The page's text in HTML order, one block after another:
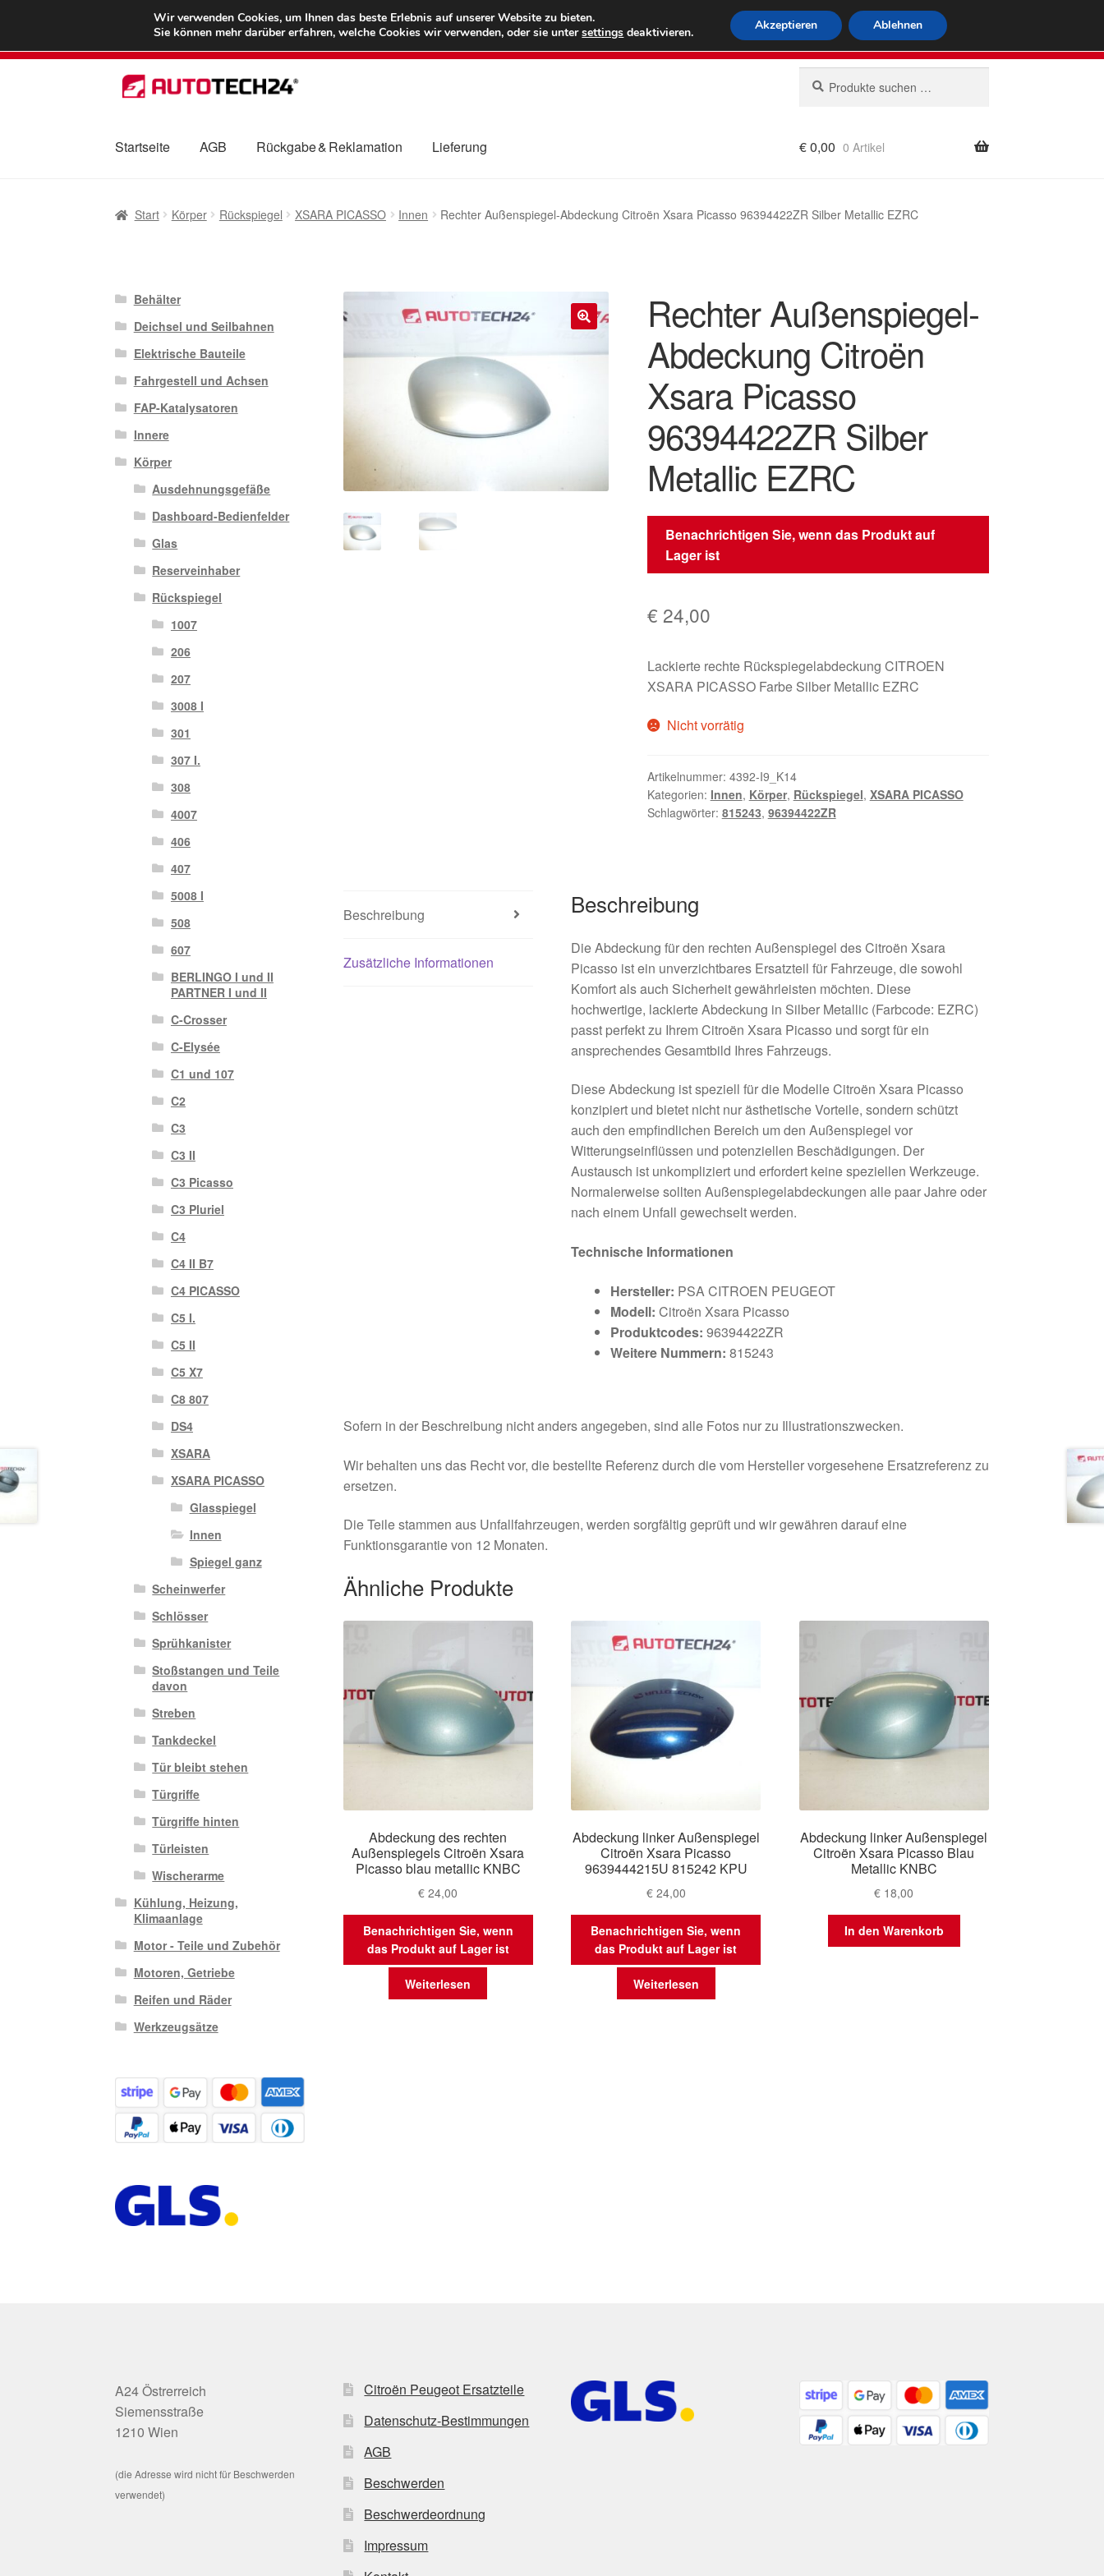
LIEFERUNG ab 6 EUR
Weltweiter Versand
(800) 500 564Mo-Fr 9-16 Uhr
Zur
Navigation
Zum
Inhalt
nach:
Startseite AGB Rückgabe & Reklamation Lieferung €0,00 0 Artikel
Start Körper Rückspiegel XSARA PICASSO Innen Rechter Außenspiegel-Abdeckung Citroën Xsara Picasso 96394422ZR Silber Metallic EZRC
Rechter Außenspiegel-
Abdeckung Citroën
Xsara Picasso
96394422ZR Silber
Metallic EZRC
Benachrichtigen Sie, wenn das Produkt auf
Lager ist
€ 24,00
Lackierte rechte Rückspiegelabdeckung CITROEN
XSARA PICASSO Farbe Silber Metallic EZRC
Nicht vorrätig
Artikelnummer: 4392-I9_K14
Kategorien: Innen, Körper, Rückspiegel, XSARA PICASSO
Schlagwörter: 815243, 96394422ZR
Beschreibung
Zusätzliche Informationen
Beschreibung
Die Abdeckung für den rechten Außenspiegel des Citroën Xsara
Picasso ist ein unverzichtbares Ersatzteil für Fahrzeuge, die sowohl
Komfort als auch Sicherheit gewährleisten möchten. Diese
hochwertige, lackierte Abdeckung in Silber Metallic (Farbcode: EZRC)
passt perfekt zu Ihrem Citroën Xsara Picasso und sorgt für ein
ansprechendes Gesamtbild Ihres Fahrzeugs.
Diese Abdeckung ist speziell für die Modelle Citroën Xsara Picasso
konzipiert und bietet nicht nur ästhetische Vorteile, sondern schützt
auch den empfindlichen Bereich um den Außenspiegel vor
Witterungseinflüssen und potenziellen Beschädigungen. Der
Austausch ist unkompliziert und erfordert keine speziellen Werkzeuge.
Normalerweise sollten Außenspiegelabdeckungen alle paar Jahre oder
nach einem Unfall gewechselt werden.
Technische Informationen
Hersteller: PSA CITROEN PEUGEOT
Modell: Citroën Xsara Picasso
Produktcodes: 96394422ZR
Weitere Nummern: 815243
Sofern in der Beschreibung nicht anders angegeben, sind alle Fotos nur zu Illustrationszwecken.
Wir behalten uns das Recht vor, die bestellte Referenz durch die vom Hersteller vorgesehene Ersatzreferenz zu
ersetzen.
Die Teile stammen aus Unfallfahrzeugen, werden sorgfältig geprüft und wir gewähren darauf eine
Funktionsgarantie von 12 Monaten.
Ähnliche Produkte
Abdeckung des rechten
Außenspiegels Citroën Xsara
Picasso blau metallic KNBC
€ 24,00
Benachrichtigen Sie, wenn
das Produkt auf Lager ist
Weiterlesen
Abdeckung linker Außenspiegel
Citroën Xsara Picasso
9639444215U 815242 KPU
€24,00
Benachrichtigen Sie, wenn
das Produkt auf Lager ist
Weiterlesen
Abdeckung linker Außenspiegel
Citroën Xsara Picasso Blau
Metallic KNBC
€ 18,00
In den Warenkorb
Behälter
Deichsel und Seilbahnen
Elektrische Bauteile
Fahrgestell und Achsen
FAP-Katalysatoren
Innere
Körper
Ausdehnungsgefäße
Dashboard-Bedienfelder
Glas
Reserveinhaber
Rückspiegel
1007
206
207
3008 I
301
307 I.
308
4007
406
407
5008 I
508
607
BERLINGO I und II
PARTNER I und II
C-Crosser
C-Elysée
C1 und 107
C2
C3
C3 II
C3 Picasso
C3 Pluriel
C4
C4 II B7
C4 PICASSO
C5 I.
C5 II
C5 X7
C8 807
DS4
XSARA
XSARA PICASSO
Glasspiegel
Innen
Spiegel ganz
Scheinwerfer
Schlösser
Sprühkanister
Stoßstangen und Teile
davon
Streben
Tankdeckel
Tür bleibt stehen
Türgriffe
Türgriffe hinten
Türleisten
Wischerarme
Kühlung, Heizung,
Klimaanlage
Motor - Teile und Zubehör
Motoren, Getriebe
Reifen und Räder
Werkzeugsätze
A24 Östrerreich
Siemensstraße
1210 Wien
(die Adresse wird nicht für Beschwerden
verwendet)
Citroën Peugeot Ersatzteile
Datenschutz-Bestimmungen
AGB
Beschwerden
Beschwerdeordnung
Impressum
Wir verwenden Cookies, um Ihnen das beste Erlebnis auf unserer Website zu bieten.
Sie können mehr darüber erfahren, welche Cookies wir verwenden, oder sie untersettings deaktivieren. Akzeptieren Ablehnen